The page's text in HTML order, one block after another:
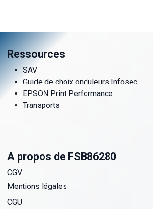
Ressources
SAV
Guide de choix onduleurs Infosec
EPSON Print Performance
Transports
A propos de FSB86280
CGV
Mentions légales
CGU